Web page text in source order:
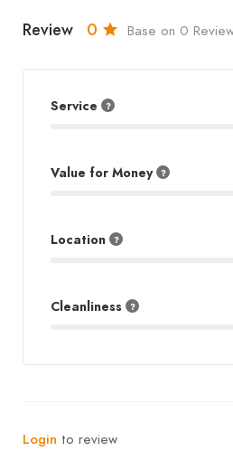
Review 0 Base on 0
Service
Value for Money
Location
Cleanliness
Login to review